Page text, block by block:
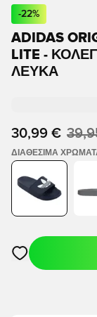
-22%
ADIDAS
LITE -
ΛΕΥΚΆ
30,99 €
ΔΙΑΘΈΣΙΜΑ
Ανοίγει ένα